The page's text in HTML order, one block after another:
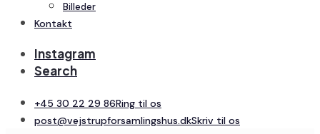
Billeder
Kontakt
Instagram
Search
+45 30 22 29 86Ring til os
post@vejstrupforsamlingshus.dkSkriv til os